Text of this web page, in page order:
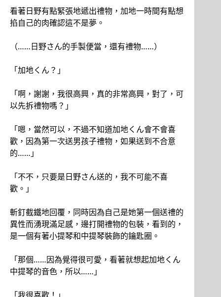
看著日野有點緊張地遞出禮物，加地一時間有點想
掐自己的肉確認這不是夢。
（……日野さん的手製便當，還有禮物……）
「加地くん？」
「啊，謝謝，我很高興，真的非常高興，對了，可
以先拆禮物嗎？」
「嗯，當然可以，不過不知道加地くん會不會喜
歡，因為第一次送男孩子禮物，如果送到不合意
的……」
「不不，只要是日野さん送的，我不可能不喜
歡。」
斬釘截鐵地回覆，同時因為自己是她第一個送禮的
異性而湧現滿足感，邊打開禮物的包裝，看到的，
是一個有著小提琴和中提琴裝飾的鑰匙圈。
「那個……因為覺得很可愛，看著就想起加地くん
中提琴的音色，所以……」